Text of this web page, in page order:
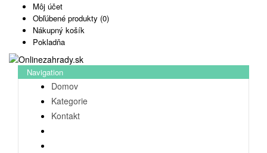
Môj účet
Obľúbené produkty (0)
Nákupný košík
Pokladňa
Navigation
Domov
Kategorie
Kontakt